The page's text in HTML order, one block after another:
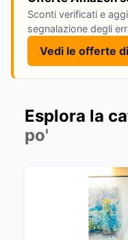
Sconti verificati e
segnalazione degli
Vedi le offerte
Esplora la
po'